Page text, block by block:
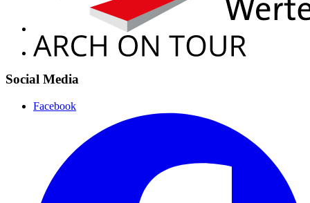
Social Media
Facebook